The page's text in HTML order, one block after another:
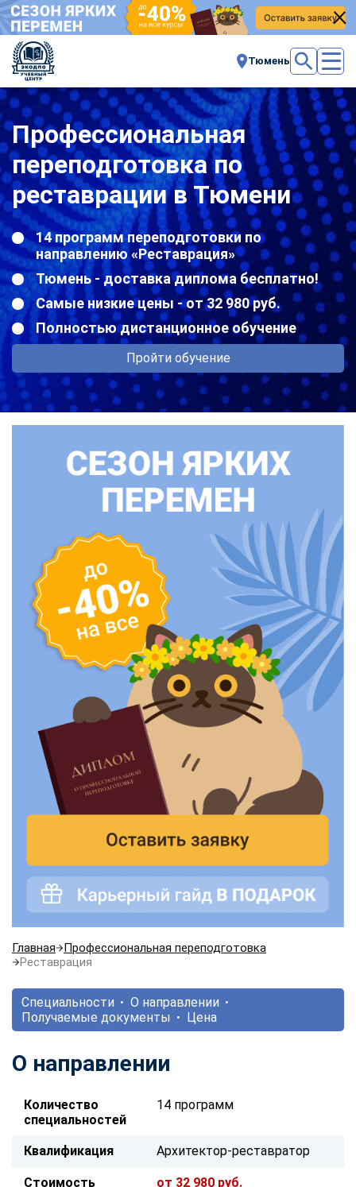
Тюмень
Профессиональная
переподготовка по
реставрации в Тюмени
14 программ переподготовки по
направлению «Реставрация»
Тюмень - доставка диплома бесплатно!
Самые низкие цены - от 32 980 руб.
Полностью дистанционное обучение
Пройти обучение
Главная
Профессиональная переподготовка
Реставрация
Специальности
О направлении
Получаемые документы
Цена
О направлении
Количество
специальностей
14 программ
Квалификация Архитектор-реставратор
Стоимость от 32 980 руб.